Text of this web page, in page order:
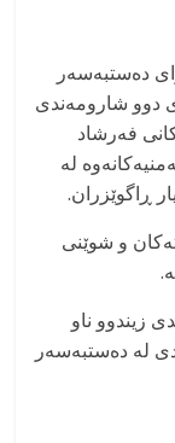
کوردی لە دوای دەستبەسەر
دوو شارومەندی
فەرشاد
لە
ڕاگوێزران.
و شوێنی
زیندوو ناو
لە دەستبەسەر